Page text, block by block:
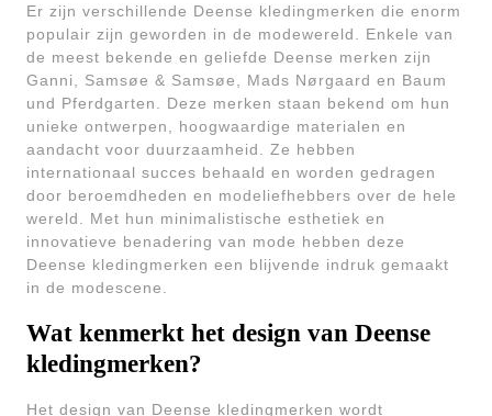
Er zijn verschillende Deense kledingmerken die enorm
populair zijn geworden in de modewereld. Enkele van
de meest bekende en geliefde Deense merken zijn
Ganni, Samsøe & Samsøe, Mads Nørgaard en Baum
und Pferdgarten. Deze merken staan bekend om hun
unieke ontwerpen, hoogwaardige materialen en
aandacht voor duurzaamheid. Ze hebben
internationaal succes behaald en worden gedragen
door beroemdheden en modeliefhebbers over de hele
wereld. Met hun minimalistische esthetiek en
innovatieve benadering van mode hebben deze
Deense kledingmerken een blijvende indruk gemaakt
in de modescene.
Wat kenmerkt het design van Deense
kledingmerken?
Het design van Deense kledingmerken wordt